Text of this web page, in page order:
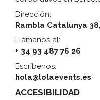
Dirección:
Rambla Catalunya
Llámanos al:
+ 34 93 487 76 26
Escríbenos:
hola@lolaevents.es
ACCESIBILIDAD